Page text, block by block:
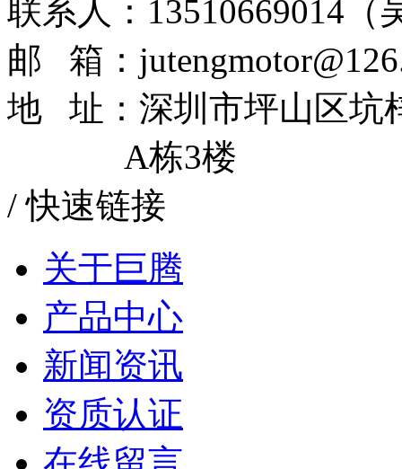
联系人：13510669014（
邮 箱：
地 址：深圳市坪山区坑
A栋3楼
/快速链接
关于巨腾
产品中心
新闻资讯
资质认证